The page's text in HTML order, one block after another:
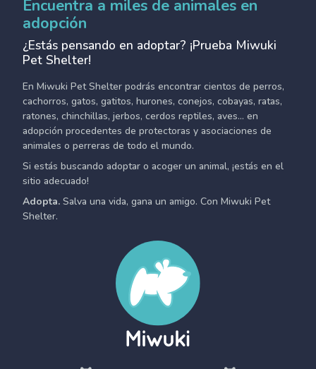
Encuentra a miles de animales en
adopción
¿Estás pensando en adoptar? ¡Prueba Miwuki
Pet Shelter!
En Miwuki Pet Shelter podrás encontrar cientos de perros,
cachorros, gatos, gatitos, hurones, conejos, cobayas, ratas,
ratones, chinchillas, jerbos, cerdos reptiles, aves... en
adopción procedentes de protectoras y asociaciones de
animales o perreras de todo el mundo.
Si estás buscando adoptar o acoger un animal, ¡estás en el
sitio adecuado!
Adopta. Salva una vida, gana un amigo. Con Miwuki Pet
Shelter.